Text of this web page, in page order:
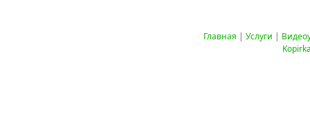
Главная | Услуги |